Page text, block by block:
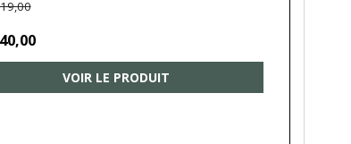
VOIR LE PRODUIT